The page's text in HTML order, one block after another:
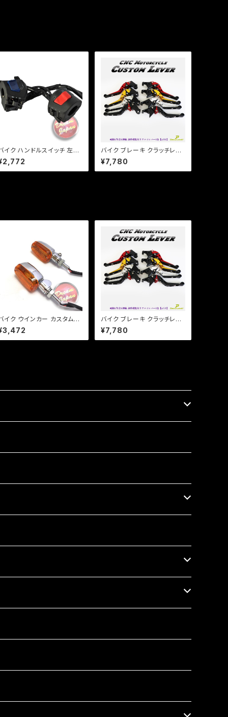
イク ハンドルスイッチ 左右
ット 汎用 社外 22mmハン
ル/ホンダ/CB/ATV/バギー/
ックスクーター/修理などに
バイク ブレーキ クラッチレバ
ー 左右セット ヤマハ カワサキ
YZF XJR ZXR ZZR 他 【a3
80】 可倒&角度&伸縮 調整機
¥7,780
イク ウインカー カスタムウ
ンカー ver.1 【シルバー/オ
ンジレンズ】 汎用 2個セット
XJR/Z/ゼファー/バリオ
バイク ブレーキ クラッチレバ
ー 左右セット バリオス ゼファ
ー ZRX ZZ-R エストレア 他
【a378】 可倒&角度&伸縮 調
¥7,780